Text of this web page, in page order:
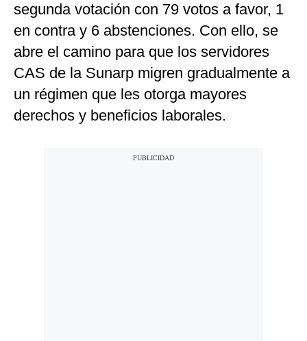
segunda votación con 79 votos a favor, 1
en contra y 6 abstenciones. Con ello, se
abre el camino para que los servidores
CAS de la Sunarp migren gradualmente a
un régimen que les otorga mayores
derechos y beneficios laborales.